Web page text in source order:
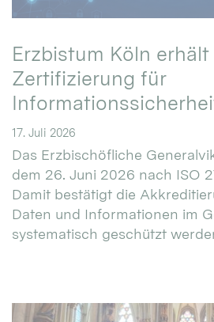
Erzbistum Köln erhält
Zertifizierung für
17. Juli 2026
Das Erzbischöfliche
dem 26. Juni 2026 nach ISO
Damit bestätigt die
Daten und Informationen im
systematisch geschützt